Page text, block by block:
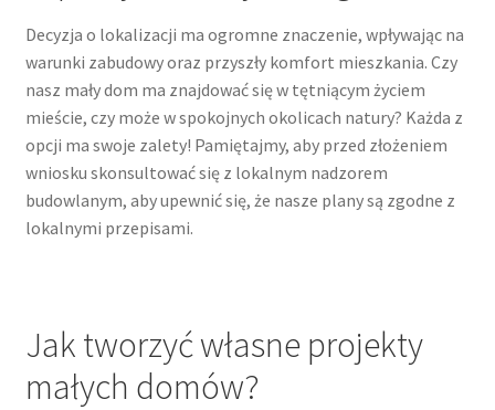
Decyzja o lokalizacji ma ogromne znaczenie, wpływając na
warunki zabudowy oraz przyszły komfort mieszkania. Czy
nasz mały dom ma znajdować się w tętniącym życiem
mieście, czy może w spokojnych okolicach natury? Każda z
opcji ma swoje zalety! Pamiętajmy, aby przed złożeniem
wniosku skonsultować się z lokalnym nadzorem
budowlanym, aby upewnić się, że nasze plany są zgodne z
lokalnymi przepisami.
Jak tworzyć własne projekty
małych domów?